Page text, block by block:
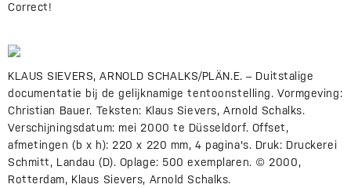
Correct!
KLAUS SIEVERS, ARNOLD SCHALKS/PLÄN.E. – Duitstalige
documentatie bij de gelijknamige tentoonstelling. Vormgeving:
Christian Bauer. Teksten: Klaus Sievers, Arnold Schalks.
Verschijningsdatum: mei 2000 te Düsseldorf. Offset,
afmetingen (b x h): 220 x 220 mm, 4 pagina's. Druk: Druckerei
Schmitt, Landau (D). Oplage: 500 exemplaren. © 2000,
Rotterdam, Klaus Sievers, Arnold Schalks.